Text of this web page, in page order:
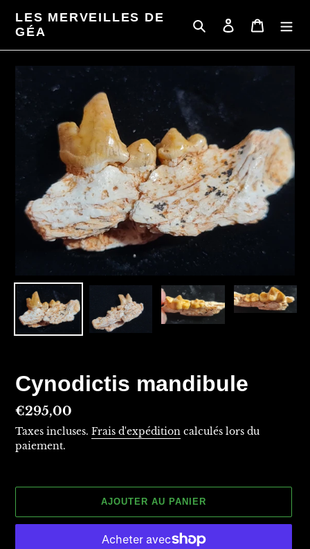
contenu
LES MERVEILLES DE
GÉA
RechercherSe connecter
Panier
Cynodictis mandibule
Prix
normal
€295,00
Taxes incluses. Frais d'expédition calculés lors du
paiement.
AJOUTER AU PANIER